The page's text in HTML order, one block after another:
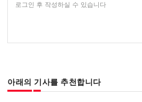
로그인 후 작성하실 수 있습니다
아래의 기사를 추천합니다